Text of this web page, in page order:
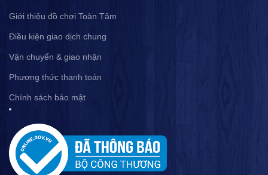
Giới thiệu đồ chơi Toàn Tâm
Điều kiện giao dịch chung
Vận chuyển & giao nhận
Phương thức thanh toán
Chính sách bảo mật